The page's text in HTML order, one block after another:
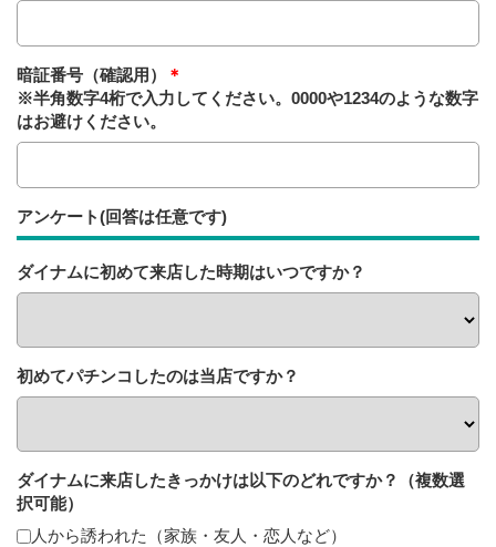
暗証番号（確認用）
＊
※半角数字4桁で入力してください。0000や1234のような数字
はお避けください。
アンケート(回答は任意です)
ダイナムに初めて来店した時期はいつですか？
初めてパチンコしたのは当店ですか？
ダイナムに来店したきっかけは以下のどれですか？（複数選
択可能）
人から誘われた（家族・友人・恋人など）